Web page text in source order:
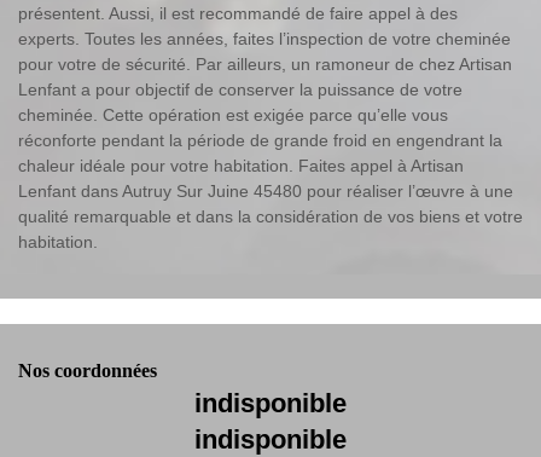
présentent. Aussi, il est recommandé de faire appel à des
experts. Toutes les années, faites l’inspection de votre cheminée
pour votre de sécurité. Par ailleurs, un ramoneur de chez Artisan
Lenfant a pour objectif de conserver la puissance de votre
cheminée. Cette opération est exigée parce qu’elle vous
réconforte pendant la période de grande froid en engendrant la
chaleur idéale pour votre habitation. Faites appel à Artisan
Lenfant dans Autruy Sur Juine 45480 pour réaliser l’œuvre à une
qualité remarquable et dans la considération de vos biens et votre
habitation.
Nos coordonnées
indisponible
indisponible